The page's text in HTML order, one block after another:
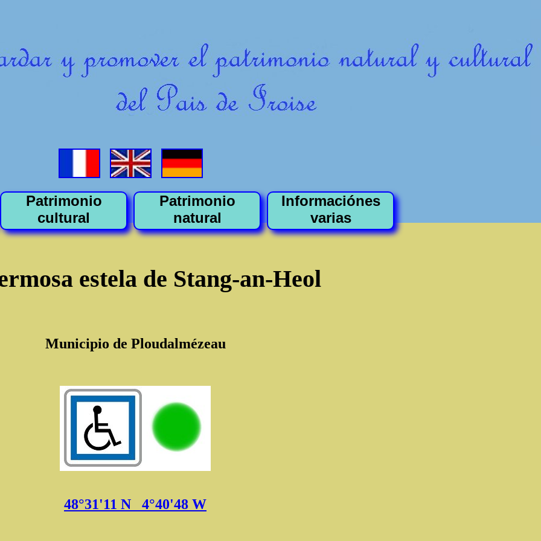
Patrimonio
cultural
Patrimonio
natural
Informaciónes
varias
estela de Stang-an-Heol
Municipio de Ploudalmézeau
48°31'11 N 4°40'48 W